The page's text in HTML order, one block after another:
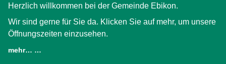
Herzlich willkommen bei der Gemeinde Ebikon.
Wir sind gerne für Sie da. Klicken Sie auf mehr, um unsere
Öffnungszeiten einzusehen.
mehr… …